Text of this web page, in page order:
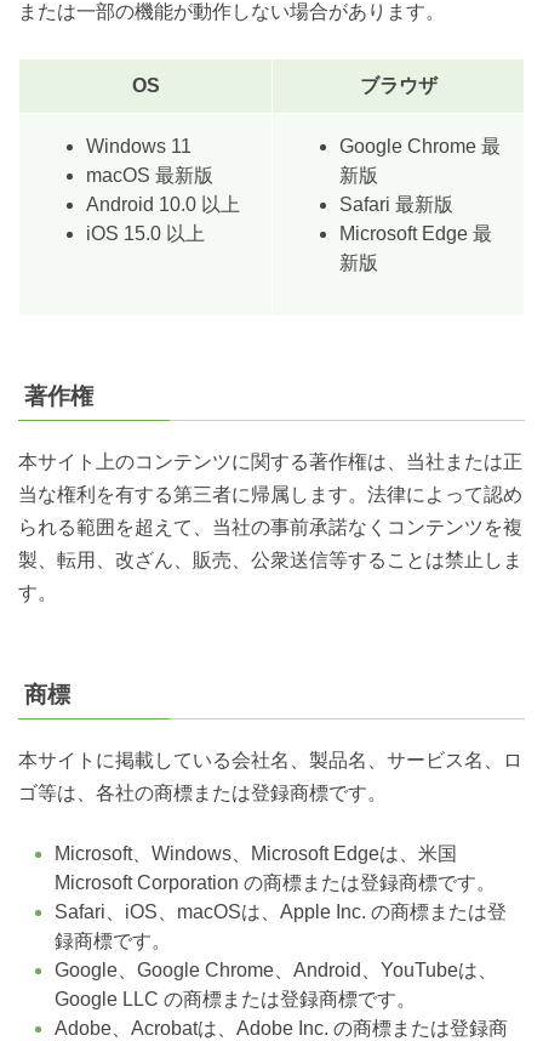
または一部の機能が動作しない場合があります。
OS ブラウザ
Windows 11
macOS 最新版
Android 10.0 以上
iOS 15.0 以上
Google Chrome 最
新版
Safari 最新版
Microsoft Edge 最
新版
著作権
本サイト上のコンテンツに関する著作権は、当社または正
当な権利を有する第三者に帰属します。法律によって認め
られる範囲を超えて、当社の事前承諾なくコンテンツを複
製、転用、改ざん、販売、公衆送信等することは禁止しま
す。
商標
本サイトに掲載している会社名、製品名、サービス名、ロ
ゴ等は、各社の商標または登録商標です。
Microsoft、Windows、Microsoft Edgeは、米国
Microsoft Corporation の商標または登録商標です。
Safari、iOS、macOSは、Apple Inc. の商標または登
録商標です。
Google、Google Chrome、Android、YouTubeは、
Google LLC の商標または登録商標です。
Adobe、Acrobatは、Adobe Inc. の商標または登録商